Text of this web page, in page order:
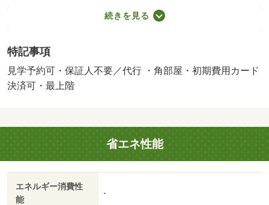
入要／諸費用及びその他契約費用は別途打合せ／※家具や
車は配置イメージであり、賃貸物件には含まれません（家
５．５ ＬＤＫ１４ ※１畳＝１．６２ｍ２ 【設備・特
記事項備考】ペット不可・専用バス/シャーメゾンライフＳ
ＵＰＰＯＲＴ24月額/月 1320円/賃貸戸数:4戸/鍵交換費
続きを見る
特記事項
見学予約可・保証人不要／代行 ・角部屋・初期費用カード
決済可・最上階
省エネ性能
エネルギー消費性
能
-